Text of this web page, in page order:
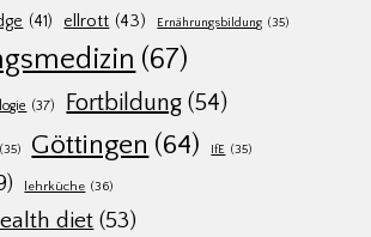
(41) ellrott (43) Ernährungsbildung (35)
(67)
(37) Fortbildung (54)
(35) Göttingen (64) IfE (35)
lehrküche (36)
diet (53)